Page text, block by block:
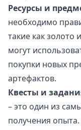
Ресурсы и
необходимо
такие как
могут
покупки новых
артефактов.
Квесты и
– это один из
получения